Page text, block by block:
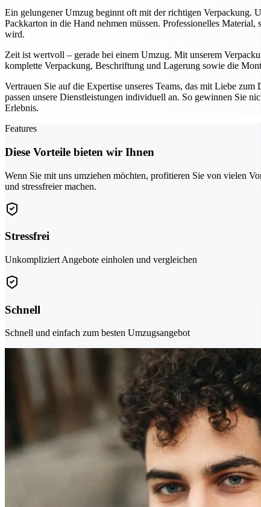
Ein gelungener Umzug beginnt oft mit der richtigen Verpackung.
Packkarton in die Hand nehmen müssen. Professionelles
wird.
Zeit ist wertvoll – gerade bei einem Umzug. Mit unserem
komplette Verpackung, Beschriftung und Lagerung sowie die
Vertrauen Sie auf die Expertise unseres Teams, das mit Liebe
passen unsere Dienstleistungen individuell an. So gewinnen Sie
Erlebnis.
Features
Diese Vorteile bieten wir Ihnen
Wenn Sie mit uns umziehen möchten, profitieren Sie von vielen
und stressfreier machen.
Stressfrei
Unkompliziert Angebote einholen und vergleichen
Schnell
Schnell und einfach zum besten Umzugsangebot